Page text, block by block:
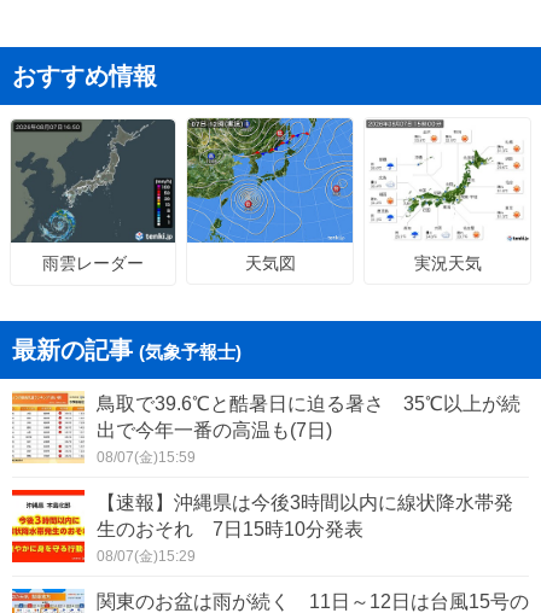
おすすめ情報
雨雲レーダー 天気図 実況天気
最新の記事 (気象予報士)
鳥取で39.6℃と酷暑日に迫る暑さ 35℃以上が続
出で今年一番の高温も(7日)
08/07(金)15:59
【速報】沖縄県は今後3時間以内に線状降水帯発
生のおそれ 7日15時10分発表
08/07(金)15:29
関東のお盆は雨が続く 11日～12日は台風15号の